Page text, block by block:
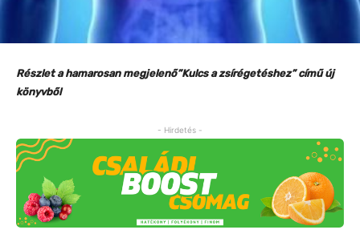
Részlet a hamarosan megjelenő”Kulcs a zsírégetéshez” című új
könyvből
- Hirdetés -